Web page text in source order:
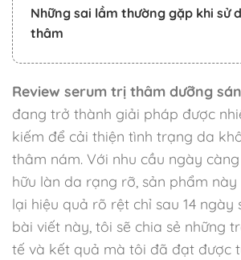
Những sai lầm thường gặp khi sử
thâm
Review serum trị thâm dưỡng
đang trở thành giải pháp được
kiếm để cải thiện tình trạng da
thâm nám. Với nhu cầu ngày
hữu làn da rạng rỡ, sản phẩm
lại hiệu quả rõ rệt chỉ sau 14 ngày
bài viết này, tôi sẽ chia sẻ những
tế và kết quả mà tôi đã đạt được